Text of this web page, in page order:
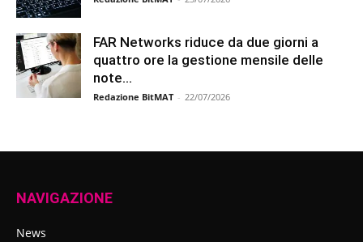
FAR Networks riduce da due giorni a
quattro ore la gestione mensile delle
note...
Redazione BitMAT - 22/07/2026
NAVIGAZIONE
News